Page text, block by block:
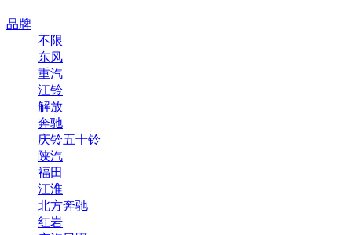
品牌
不限
东风
重汽
江铃
解放
奔驰
庆铃五十铃
陕汽
福田
江淮
北方奔驰
红岩